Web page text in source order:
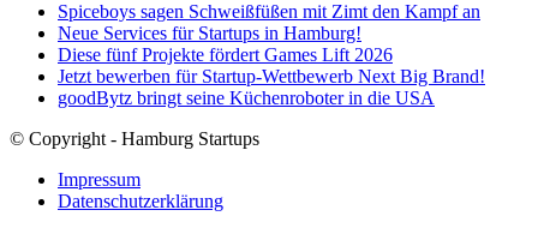
Spiceboys sagen Schweißfüßen mit Zimt den Kampf an
Neue Services für Startups in Hamburg!
Diese fünf Projekte fördert Games Lift 2026
Jetzt bewerben für Startup-Wettbewerb Next Big Brand!
goodBytz bringt seine Küchenroboter in die USA
© Copyright - Hamburg Startups
Impressum
Datenschutzerklärung